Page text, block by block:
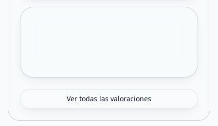
Ver todas las valoraciones